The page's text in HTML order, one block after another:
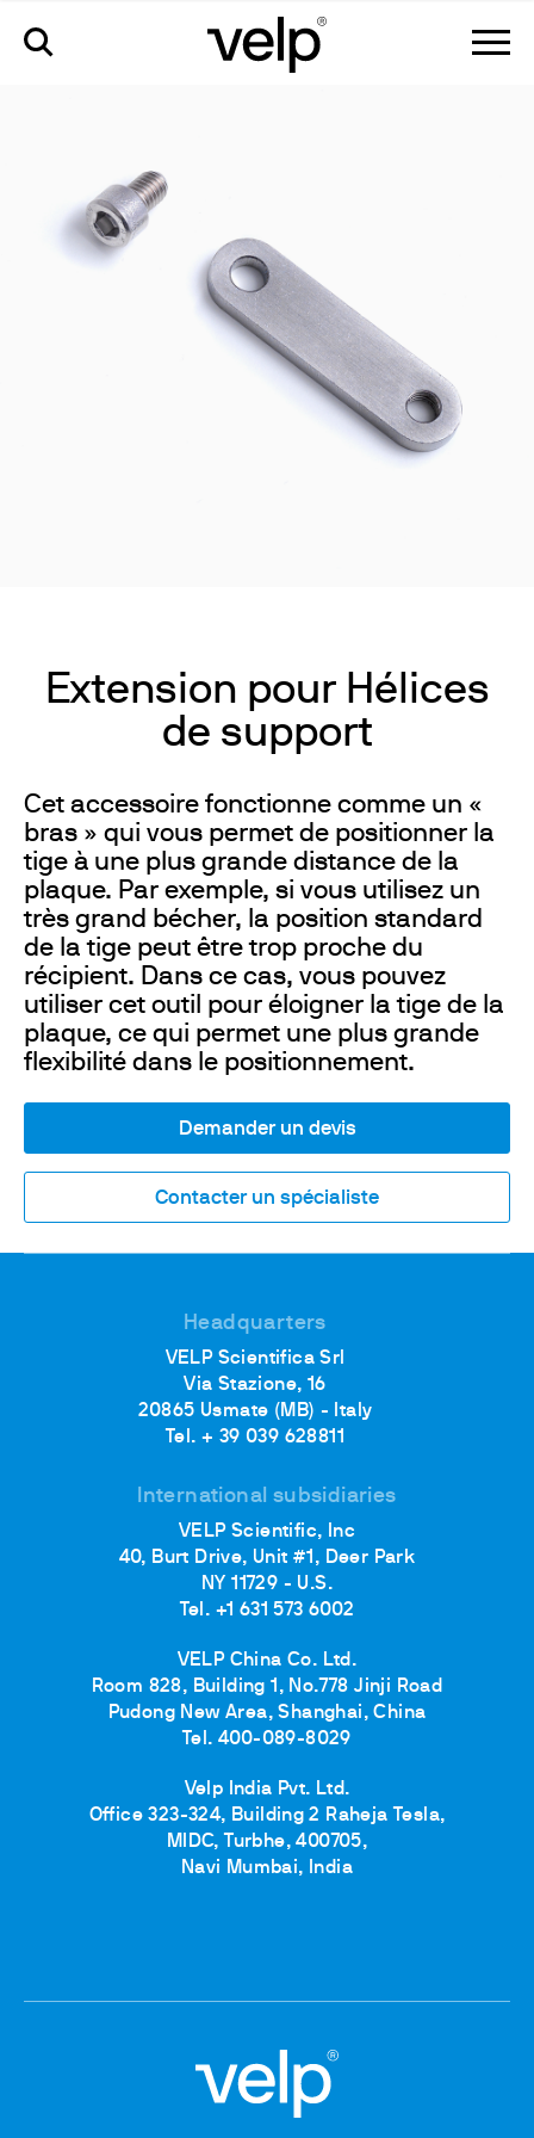
Extension pour Hélices
de support
Cet accessoire fonctionne comme un «
bras » qui vous permet de positionner la
tige à une plus grande distance de la
plaque. Par exemple, si vous utilisez un
très grand bécher, la position standard
de la tige peut être trop proche du
récipient. Dans ce cas, vous pouvez
utiliser cet outil pour éloigner la tige de la
plaque, ce qui permet une plus grande
flexibilité dans le positionnement.
Demander un devis
Contacter un spécialiste
Headquarters
VELP Scientifica Srl
Via Stazione, 16
20865 Usmate (MB) - Italy
Tel. + 39 039 628811
International subsidiaries
VELP Scientific, Inc
40, Burt Drive, Unit #1, Deer Park
NY 11729 - U.S.
Tel. +1 631 573 6002
VELP China Co. Ltd.
Room 828, Building 1, No.778 Jinji Road
Pudong New Area, Shanghai, China
Tel. 400-089-8029
Velp India Pvt. Ltd.
Office 323-324, Building 2 Raheja Tesla,
MIDC, Turbhe, 400705,
Navi Mumbai, India